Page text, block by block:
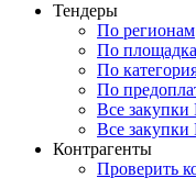
Тендеры
По регионам
По
По
По
Все закупки
Все закупки
Контрагенты
Проверить